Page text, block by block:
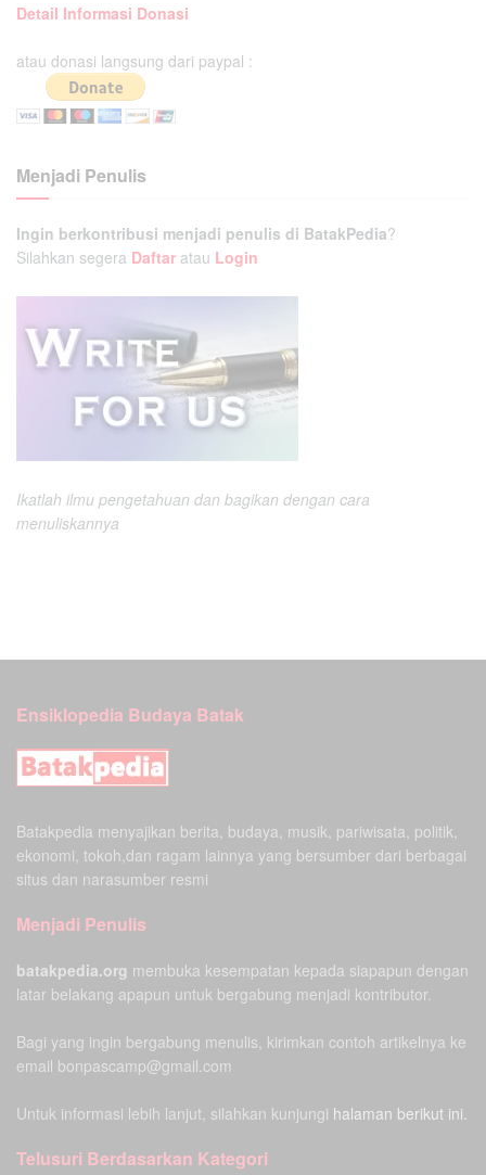
Detail Informasi Donasi
atau donasi langsung dari paypal :
Menjadi Penulis
Ingin berkontribusi menjadi penulis di BatakPedia?
Silahkan segera Daftar atau Login
Ikatlah ilmu pengetahuan dan bagikan dengan cara
menuliskannya
Ensiklopedia Budaya Batak
Batakpedia menyajikan berita, budaya, musik, pariwisata, politik,
ekonomi, tokoh,dan ragam lainnya yang bersumber dari berbagai
situs dan narasumber resmi
Menjadi Penulis
batakpedia.org membuka kesempatan kepada siapapun dengan
latar belakang apapun untuk bergabung menjadi kontributor.
Bagi yang ingin bergabung menulis, kirimkan contoh artikelnya ke
email bonpascamp@gmail.com
Untuk informasi lebih lanjut, silahkan kunjungi halaman berikut ini.
Telusuri Berdasarkan Kategori